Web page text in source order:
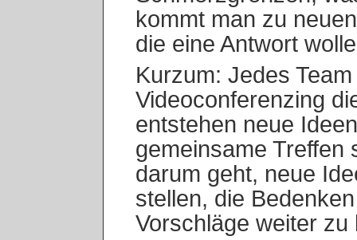
kommt man zu
die eine Antwort
Kurzum: Jedes
Videoconferenzing
entstehen neue
gemeinsame Treffen
darum geht, neue
stellen, die
Vorschläge weiter